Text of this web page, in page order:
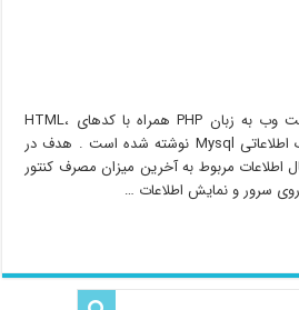
این سامانه آب و فاضلاب تحت وب به زبان PHP همراه با کدهای HTML،
CSS، JavaScript تحت بانک اطلاعاتی Mysql نوشته شده است . هدف در
اطلاعات مربوط به آخرین میزان مصرف کنتور